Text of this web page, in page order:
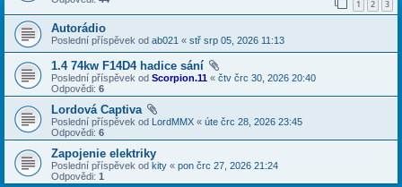
1 2 3
Autorádio
Poslední příspěvek od ab021 « stř srp 05, 2026 11:13
1.4 74kw F14D4 hadice sání
Poslední příspěvek od Scorpion.11 « čtv črc 30, 2026 20:40
Odpovědi: 6
Lordová Captiva
Poslední příspěvek od LordMMX « úte črc 28, 2026 23:45
Odpovědi: 6
Zapojenie elektriky
Poslední příspěvek od kity « pon črc 27, 2026 21:24
Odpovědi: 1